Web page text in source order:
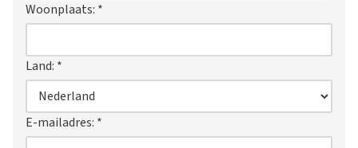
Woonplaats: *
Land: *
E-mailadres: *